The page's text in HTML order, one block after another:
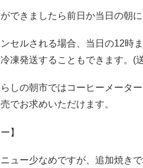
できましたら前日か当日の朝
セルされる場合、当日の12時
凍発送することもできます。(
しの朝市ではコーヒーメータ
でお求めいただけます。
】
ュー少なめですが、追加焼き